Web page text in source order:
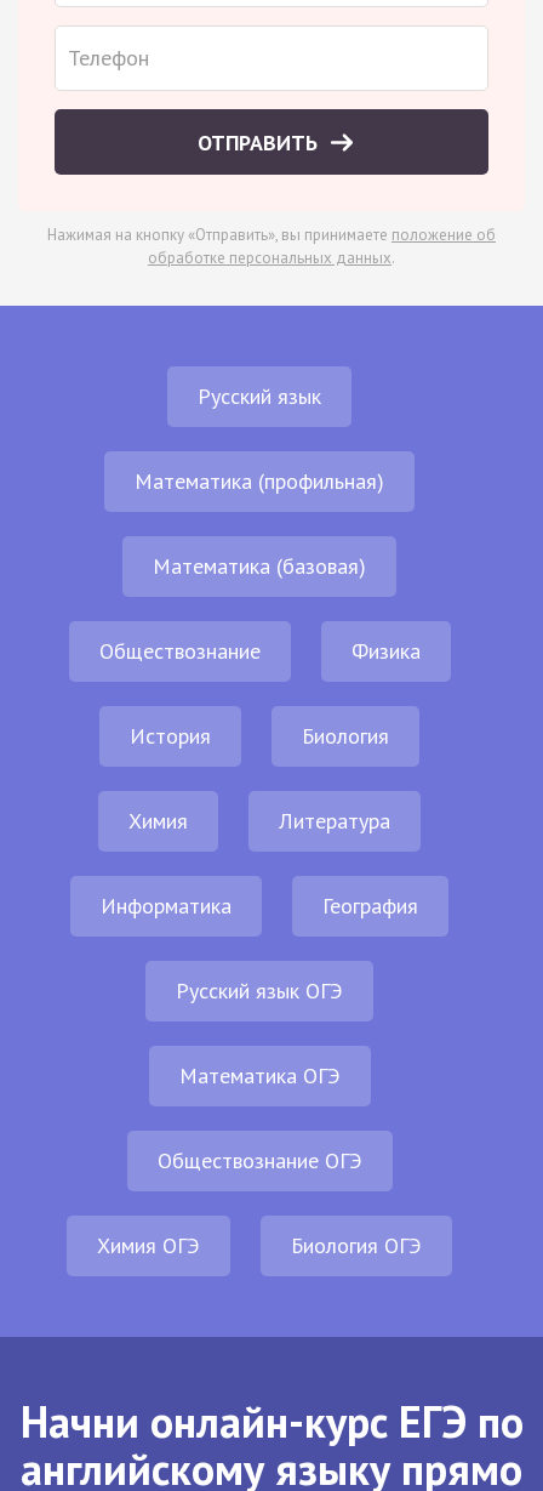
ОТПРАВИТЬ
Нажимая на кнопку «Отправить», вы принимаете положение об
обработке персональных данных.
Русский язык
Математика (профильная)
Математика (базовая)
Обществознание Физика
История Биология
Химия Литература
Информатика География
Русский язык ОГЭ
Математика ОГЭ
Обществознание ОГЭ
Химия ОГЭ Биология ОГЭ
Начни онлайн-курс ЕГЭ по
английскому языку прямо